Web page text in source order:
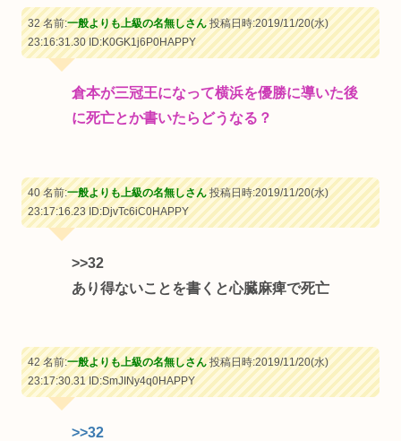
32 名前:一般よりも上級の名無しさん投稿日時:2019/11/20(水)
23:16:31.30ID:K0GK1j6P0HAPPY
倉本が三冠王になって横浜を優勝に導いた後
に死亡とか書いたらどうなる？
40 名前:一般よりも上級の名無しさん投稿日時:2019/11/20(水)
23:17:16.23ID:DjvTc6iC0HAPPY
>>32
あり得ないことを書くと心臓麻痺で死亡
42 名前:一般よりも上級の名無しさん投稿日時:2019/11/20(水)
23:17:30.31ID:SmJINy4q0HAPPY
>>32